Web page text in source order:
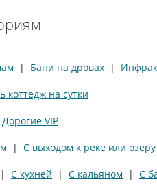
| Бани на дровах |
коттедж на сутки
Дорогие VIP
| С выходом к реке или озеру
| С кухней | С кальяном | С